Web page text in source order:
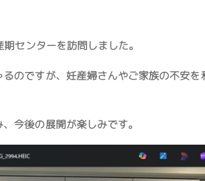
センターを訪問しました。
のですが、妊産婦さんやご家族の不安を
今後の展開が楽しみです。